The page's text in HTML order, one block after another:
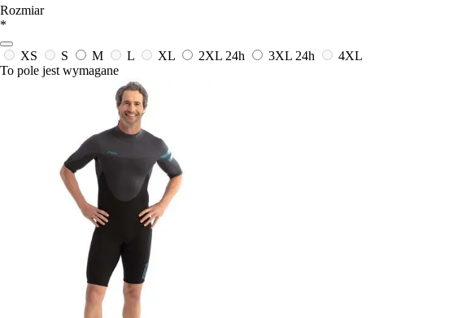
Rozmiar
*
XS S M L XL 2XL 24h 3XL 24h
4XL
To pole jest wymagane